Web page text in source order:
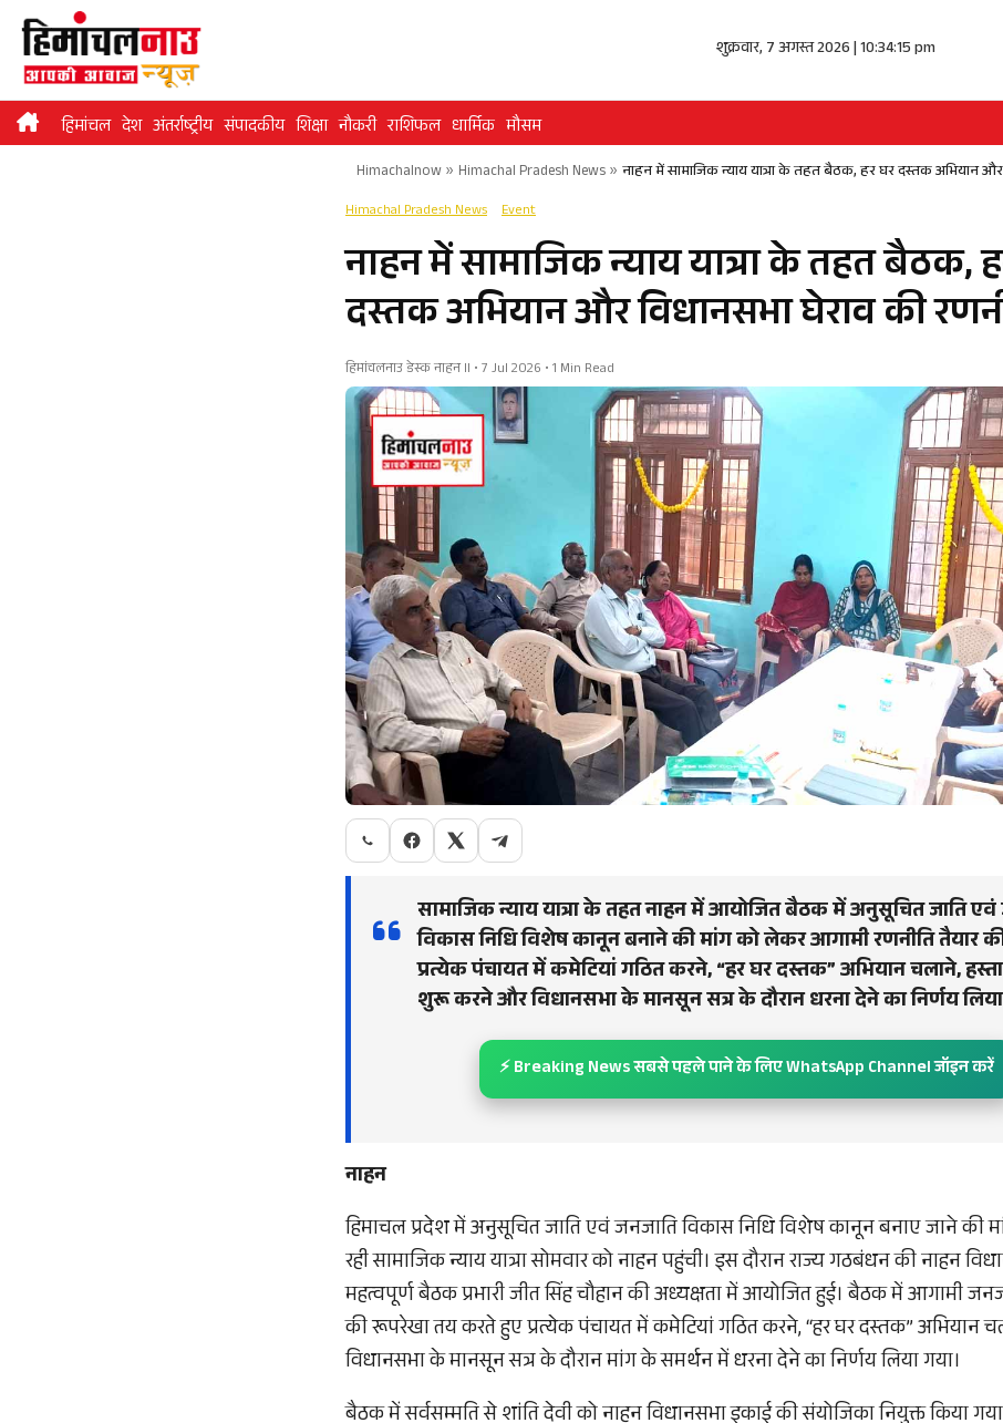
Skip
content
शुक्रवार, 7 अगस्त 2026 | 10:34:16 pm
हिमांचल देश अंतर्राष्ट्रीय संपादकीय शिक्षा नौकरी राशिफल धार्मिक मौसम
Himachalnow» Himachal Pradesh News» नाहन में सामाजिक न्याय यात्रा के तहत बैठक, हर घर दस्तक अभियान और
Himachal Pradesh News Event
नाहन में सामाजिक न्याय यात्रा के तहत बैठक,
दस्तक अभियान और विधानसभा घेराव की
हिमांचलनाउ डेस्क नाहन II • 7 Jul 2026 • 1 Min Read
सामाजिक न्याय यात्रा के तहत नाहन में आयोजित बैठक में अनुसूचित जाति एवं
विकास निधि विशेष कानून बनाने की मांग को लेकर आगामी रणनीति तैयार
प्रत्येक पंचायत में कमेटियां गठित करने, “हर घर दस्तक” अभियान चलाने,
शुरू करने और विधानसभा के मानसून सत्र के दौरान धरना देने का निर्णय
⚡ Breaking News सबसे पहले पाने के लिए WhatsApp Channel जॉइन करें
नाहन
हिमाचल प्रदेश में अनुसूचित जाति एवं जनजाति विकास निधि विशेष कानून बनाए जाने की
रही सामाजिक न्याय यात्रा सोमवार को नाहन पहुंची। इस दौरान राज्य गठबंधन की नाहन
महत्वपूर्ण बैठक प्रभारी जीत सिंह चौहान की अध्यक्षता में आयोजित हुई। बैठक में आगामी
की रूपरेखा तय करते हुए प्रत्येक पंचायत में कमेटियां गठित करने, “हर घर दस्तक” अभियान
विधानसभा के मानसून सत्र के दौरान मांग के समर्थन में धरना देने का निर्णय लिया गया।
बैठक में सर्वसम्मति से शांति देवी को नाहन विधानसभा इकाई की संयोजिका नियुक्त किया